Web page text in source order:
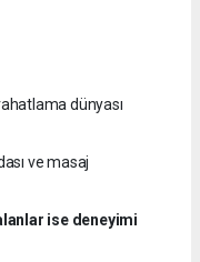
dünyası
ve masaj
ise deneyimi